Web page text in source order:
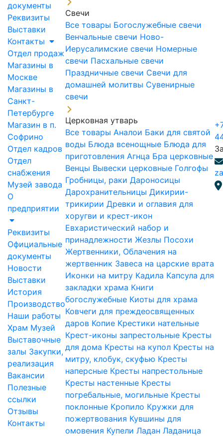
документы
Реквизиты
Выставки
Контакты
Отдел продаж
Магазины в
Москве
Магазины в
Санкт-
Петербурге
Магазин в п.
Софрино
Отдел кадров
Отдел
снабжения
Музей завода
О
предприятии
Реквизиты
Официальные
документы
Новости
Выставки
История
Производство
Наши работы
Храм Музей
Выставочные
залы Закупки,
реализация
Вакансии
Полезные
ссылки
Отзывы
Контакты
Свечи
Все товары Богослужебные свечи
Венчальные свечи Ново-
Иерусалимские свечи Номерные
свечи Пасхальные свечи
Праздничные свечи Свечи для
домашней молитвы Сувенирные
свечи
Церковная утварь
Все товары Аналои Баки для святой
воды Блюда всенощные Блюда для
приготовления Агнца Бра церковные
Венцы Вывески церковные Голгофы
Гробницы, раки Дароносицы
Дарохранительницы Дикирии-
трикирии Древки и оглавия для
хоругви и крест-икон
Евхаристический набор и
принадлежности Жезлы Посохи
Жертвенники, Облачения на
жертвенник Завеса на царские врата
Иконки на митру Кадила Капсула для
закладки храма Книги
богослужебные Киоты для храма
Ковчеги для преждеосвященных
даров Копие Крестики нательные
Крест-иконы запрестольные Кресты
для дома Кресты на купол Кресты на
митру, клобук, скуфью Кресты
наперсные Кресты напрестольные
Кресты настенные Кресты
погребальные, могильные Кресты
поклонные Кропило Кружки для
пожертвования Кувшины для
омовения Купели Ладан Ладаница